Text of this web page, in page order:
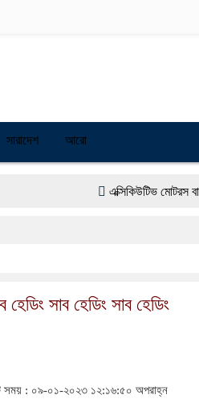
সারাদেশ আরো
এক্সিকিউটিভ মোটরস বাংলাদেশে
হেডিং সাব হেডিং সাব হেডিং
সময় : ০৯-০১-২০২৩ ১২:১৬:৫০ অপরাহ্ন